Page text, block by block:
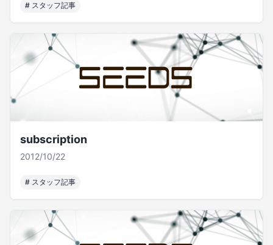
# スタッフ記事
subscription
2012/10/22
# スタッフ記事